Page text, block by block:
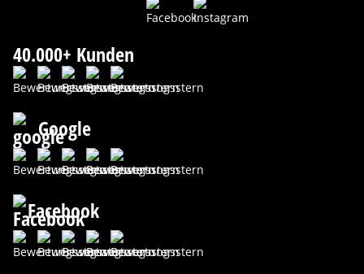
40.000+ Kunden
Google
Facebook